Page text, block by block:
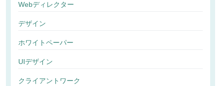
Webディレクター
デザイン
ホワイトペーパー
UIデザイン
クライアントワーク